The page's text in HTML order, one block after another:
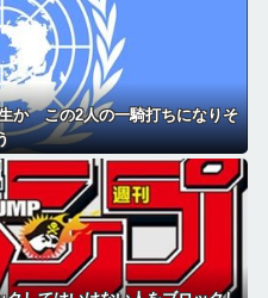
か この2人の一騎打ちになりそ